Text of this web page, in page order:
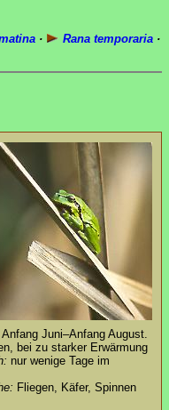
· Rana temporaria ·
Juni–Anfang August.
bei zu starker Erwärmung
nur wenige Tage im
Fliegen, Käfer, Spinnen